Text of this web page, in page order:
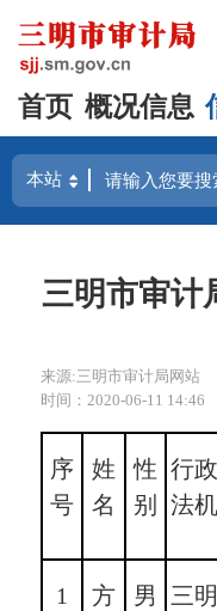
首页 概况信息
三明市审计
来源:三明市审计局网站
时间：2020-06-11 14:46
序
号
姓
名
性
别
行
法
1
方
男
三